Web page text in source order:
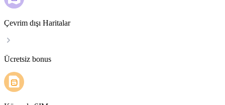
Çevrim dışı Haritalar
Ücretsiz bonus